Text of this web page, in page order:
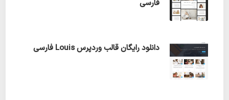
فارسی
دانلود رایگان قالب وردپرس Louis فارسی